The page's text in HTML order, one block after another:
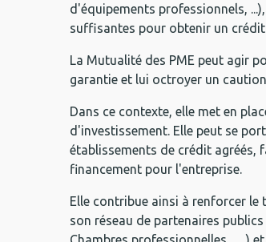
d'équipements professionnels,
suffisantes pour obtenir un
La Mutualité des PME peut agir
garantie et lui octroyer un
Dans ce contexte, elle met en
d'investissement. Elle peut se
établissements de crédit agréés,
financement pour l'entreprise.
Elle contribue ainsi à renforcer
son réseau de partenaires